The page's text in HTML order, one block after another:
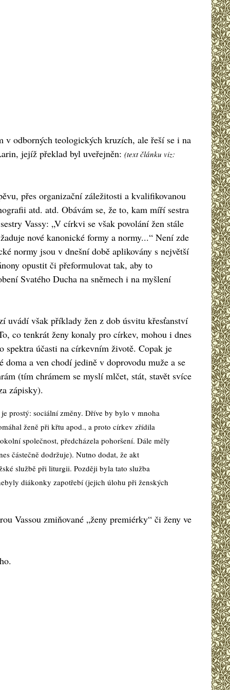
v odborných teologických kruzích, ale řeší se i na
jejíž překlad byl uveřejněn: (text článku viz:
přes organizační záležitosti a kvalifikovanou
atd. atd. Obávám se, že to, kam míří sestra
Vassy: „V církvi se však povolání žen stále
nové kanonické formy a normy...“ Není zde
normy jsou v dnešní době aplikovány s největší
opustit či přeformulovat tak, aby to
Svatého Ducha na sněmech i na myšlení
uvádí však příklady žen z dob úsvitu křesťanství
co tenkrát ženy konaly pro církev, mohou i dnes
spektra účasti na církevním životě. Copak je
a ven chodí jedině v doprovodu muže a se
(tím chrámem se myslí mlčet, stát, stavět svíce
zápisky).
prostý: sociální změny. Dříve by bylo v mnoha
ženě při křtu apod., a proto církev zřídila
společnost, předcházela pohoršení. Dále měly
částečně dodržuje). Nutno dodat, že akt
službě při liturgii. Později byla tato služba
diákonky zapotřebí (jejich úlohu při ženských
Vassou zmiňované „ženy premiérky“ či ženy ve